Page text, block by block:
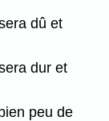
dû et
dur et
peu de